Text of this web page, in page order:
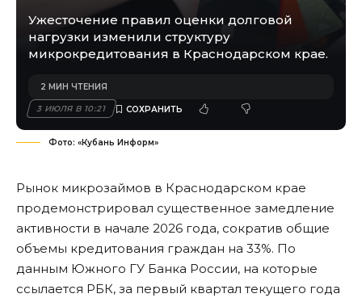
Ужесточение правил оценки долговой
нагрузки изменили структуру
микрокредитования в Краснодарском крае.
3 ИЮЛЯ В 10:21
2 МИН ЧТЕНИЯ
Фото: «Кубань Информ»
Рынок микрозаймов в Краснодарском крае
продемонстрировал существенное замедление
активности в начале 2026 года, сократив общие
объемы кредитования граждан на 33%. По
данным Южного ГУ Банка России, на которые
ссылается РБК, за первый квартал текущего года